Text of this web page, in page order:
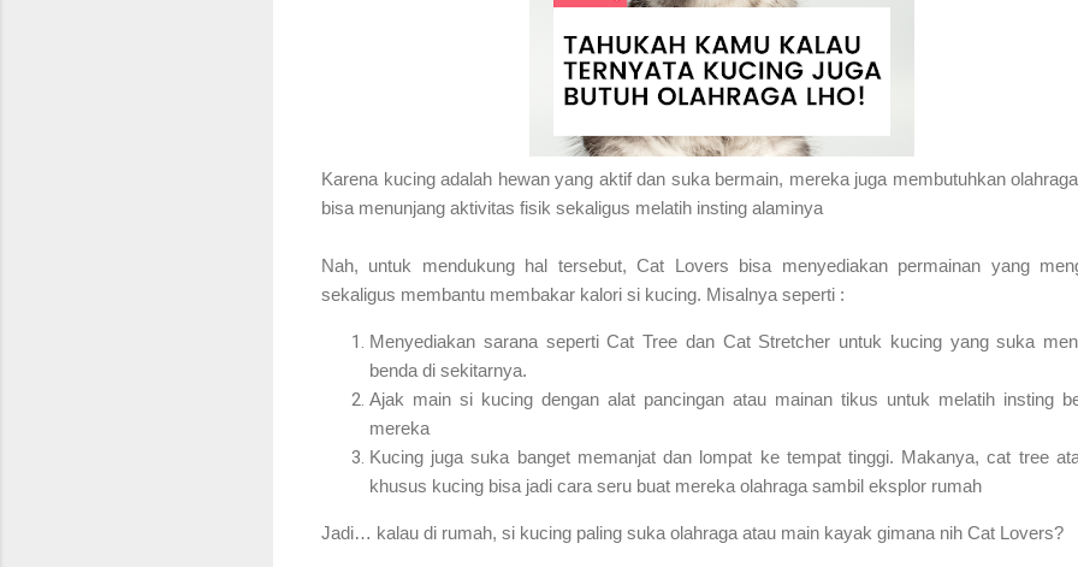
Karena kucing adalah hewan yang aktif dan suka bermain, mereka juga membutuhkan
bisa menunjang aktivitas fisik sekaligus melatih insting alaminya
Nah, untuk mendukung hal tersebut, Cat Lovers bisa menyediakan permainan yang
sekaligus membantu membakar kalori si kucing. Misalnya seperti :
Menyediakan sarana seperti Cat Tree dan Cat Stretcher untuk kucing yang suka
benda di sekitarnya.
Ajak main si kucing dengan alat pancingan atau mainan tikus untuk melatih insting
mereka
Kucing juga suka banget memanjat dan lompat ke tempat tinggi. Makanya, cat tree
khusus kucing bisa jadi cara seru buat mereka olahraga sambil eksplor rumah
Jadi… kalau di rumah, si kucing paling suka olahraga atau main kayak gimana nih Cat Lovers?